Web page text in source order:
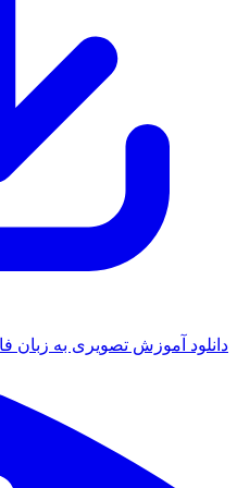
دانلود آموزش تصویری به زبان